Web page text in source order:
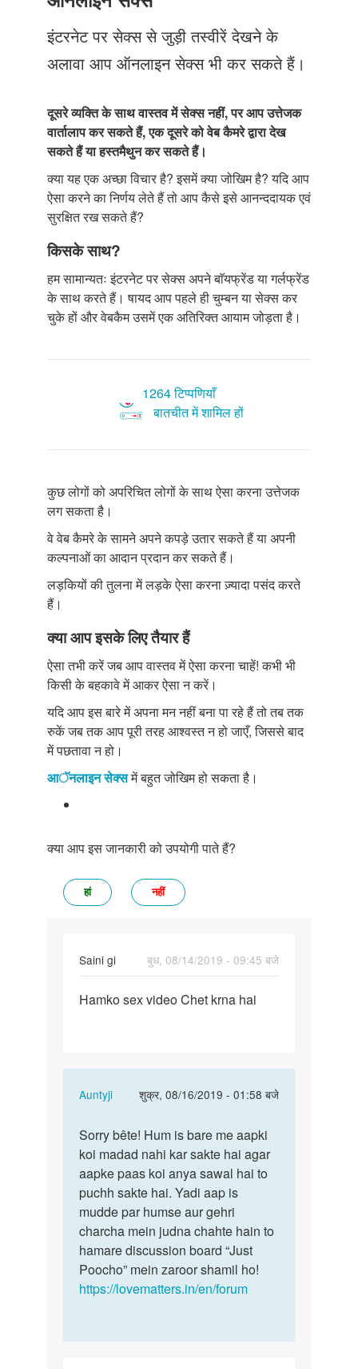
Just Poocho
संपर्क करें
इंटरनेट पर सेक्स से जुड़ी तस्वीरें देखने के
अलावा आप ऑनलाइन सेक्स भी कर सकते हैं।
दूसरे व्यक्ति के साथ वास्तव में सेक्स नहीं, पर आप उत्तेजक
वार्तालाप कर सकते हैं, एक दूसरे को वेब कैमरे द्वारा देख
सकते हैं या हस्तमैथुन कर सकते हैं।
क्या यह एक अच्छा विचार है? इसमें क्या जोखिम है? यदि आप
ऐसा करने का निर्णय लेते हैं तो आप कैसे इसे आनन्ददायक एवं
सुरक्षित रख सकते हैं?
किसके साथ?
हम सामान्यतः इंटरनेट पर सेक्स अपने बाॅयफ्रेंड या गर्लफ्रेंड
के साथ करते हैं। षायद आप पहले ही चुम्बन या सेक्स कर
चुके हों और वेबकैम उसमें एक अतिरिक्त आयाम जोड़ता है।
1264 टिप्पणियाँ
बातचीत में शामिल हों
कुछ लोगों को अपरिचित लोगों के साथ ऐसा करना उत्तेजक
लग सकता है।
वे वेब कैमरे के सामने अपने कपड़े उतार सकते हैं या अपनी
कल्पनाओं का आदान प्रदान कर सकते हैं।
लड़कियों की तुलना में लड़के ऐसा करना ज़्यादा पसंद करते
हैं।
क्या आप इसके लिए तैयार हैं
ऐसा तभी करें जब आप वास्तव में ऐसा करना चाहें! कभी भी
किसी के बहकावे में आकर ऐसा न करें।
यदि आप इस बारे में अपना मन नहीं बना पा रहे हैं तो तब तक
रुकें जब तक आप पूरी तरह आश्वस्त न हो जाएँ, जिससे बाद
में पछतावा न हो।
आॅनलाइन सेक्समें बहुत जोखिम हो सकता है।
क्या आप इस जानकारी को उपयोगी पाते हैं?
हां नहीं
Saini gi
बुध, 08/14/2019 - 09:45 बजे
Hamko
hai
Hamko sex video Chet krna hai
Auntyji
शुक्र, 08/16/2019 - 01:58 बजे
In
to
Hamko
sex
video
Chet
krna
hai
by
Saini
Sorry
bête!
Hum
is
bare
me…
Sorry bête! Hum is bare me aapki
koi madad nahi kar sakte hai agar
aapke paas koi anya sawal hai to
puchh sakte hai. Yadi aap is
mudde par humse aur gehri
charcha mein judna chahte hain to
hamare discussion board “Just
Poocho” mein zaroor shamil ho!
https://lovematters.in/en/forum